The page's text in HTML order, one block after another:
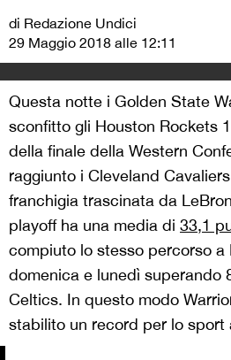
di Redazione Undici
29 Maggio 2018 alle 12:11
Questa notte i Golden State
sconfitto gli Houston Rockets
della finale della Western
raggiunto i Cleveland
franchigia trascinata da
playoff ha una media di 33,1
compiuto lo stesso percorso a
domenica e lunedì superando
Celtics. In questo modo
stabilito un record per lo sport